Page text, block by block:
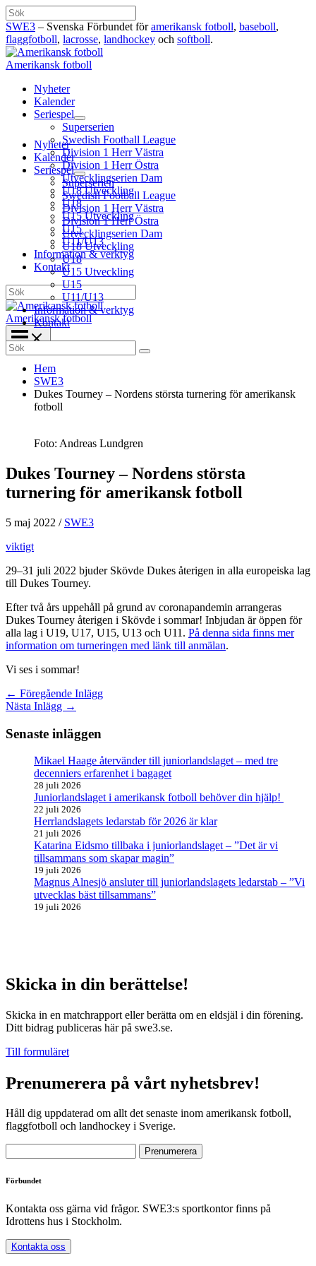
Hoppa
till
innehåll
Sök
SWE3 – Svenska Förbundet föramerikansk fotboll, baseboll,
flaggfotboll, lacrosse, landhockey och softboll.
Amerikansk fotboll
Nyheter
Kalender
Seriespel
Superserien
Swedish Football League
Division 1 Herr Västra
Division 1 Herr Östra
Utvecklingserien Dam
U18 Utveckling
U18
U15 Utveckling
U15
U11/U13
Information & verktyg
Kontakt
Sök
Amerikansk fotboll
Nyheter
Kalender
Seriespel
Superserien
Swedish Football League
Division 1 Herr Västra
Division 1 Herr Östra
Utvecklingserien Dam
U18 Utveckling
U18
U15 Utveckling
U15
U11/U13
Information & verktyg
Kontakt
Search
for:
Hem
SWE3
Dukes Tourney – Nordens största turnering för amerikansk
fotboll
Foto: Andreas Lundgren
Dukes Tourney – Nordens största
turnering för amerikansk fotboll
5 maj 2022 / SWE3
viktigt
29–31 juli 2022 bjuder Skövde Dukes återigen in alla europeiska lag
till Dukes Tourney.
Efter två års uppehåll på grund av coronapandemin arrangeras
Dukes Tourney återigen i Skövde i sommar! Inbjudan är öppen för
alla lag i U19, U17, U15, U13 och U11. På denna sida finns mer
information om turneringen med länk till anmälan.
Vi ses i sommar!
← Föregående Inlägg
Nästa Inlägg →
Senaste inläggen
Mikael Haage återvänder till juniorlandslaget – med tre
decenniers erfarenhet i bagaget
28 juli 2026
Juniorlandslaget i amerikansk fotboll behöver din hjälp!
22 juli 2026
Herrlandslagets ledarstab för 2026 är klar
21 juli 2026
Katarina Eidsmo tillbaka i juniorlandslaget – ”Det är vi
tillsammans som skapar magin”
19 juli 2026
Magnus Alnesjö ansluter till juniorlandslagets ledarstab – ”Vi
utvecklas bäst tillsammans”
19 juli 2026
Skicka in din berättelse!
Skicka in en matchrapport eller berätta om en eldsjäl i din förening.
Ditt bidrag publiceras här på swe3.se.
Till formuläret
Prenumerera på vårt nyhetsbrev!
Håll dig uppdaterad om allt det senaste inom amerikansk fotboll,
flaggfotboll och landhockey i Sverige.
Förbundet
Kontakta oss gärna vid frågor. SWE3:s sportkontor finns på
Idrottens hus i Stockholm.
Kontakta oss